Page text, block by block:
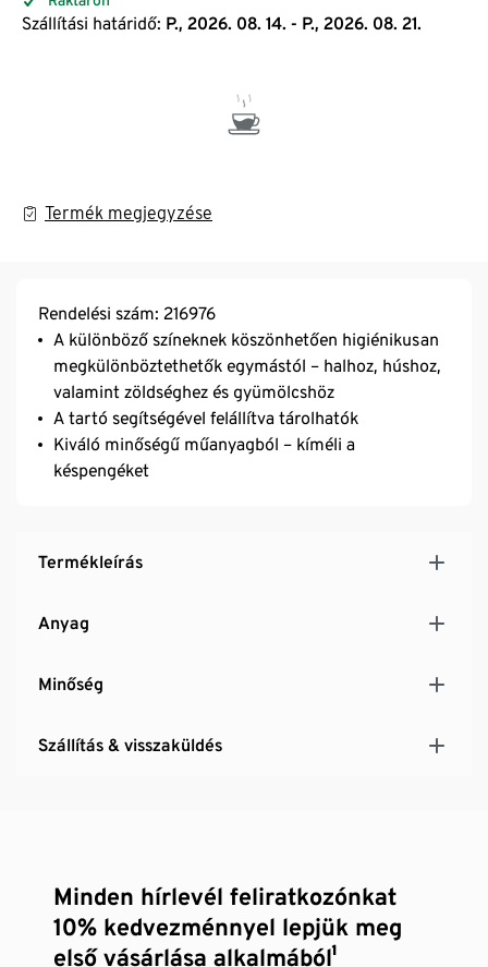
Szállítási határidő: P., 2026. 08. 14. - P., 2026. 08. 21.
Termék megjegyzése
Rendelési szám: 216976
A különböző színeknek köszönhetően higiénikusan
megkülönböztethetők egymástól – halhoz, húshoz,
valamint zöldséghez és gyümölcshöz
A tartó segítségével felállítva tárolhatók
Kiváló minőségű műanyagból – kíméli a
késpengéket
Termékleírás
Anyag
Minőség
Szállítás & visszaküldés
Minden hírlevél feliratkozónkat
10% kedvezménnyel lepjük meg
első vásárlása alkalmából¹